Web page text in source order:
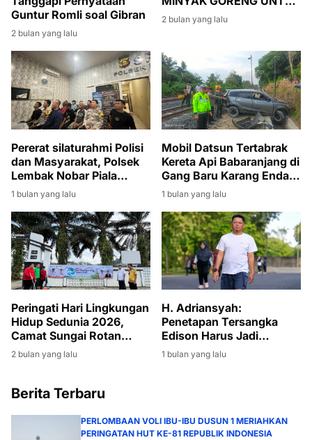
Guntur Romli soal Gibran
2 bulan yang lalu
WARGA BANSOS DI
DESA DANAU BARU
2 bulan yang lalu
Pererat silaturahmi Polisi
dan Masyarakat, Polsek
Lembak Nobar Piala
Dunia 2026
1 bulan yang lalu
Mobil Datsun Tertabrak
Kereta Api Babaranjang di
Gang Baru Karang Endah,
Sopir Selamat
1 bulan yang lalu
Peringati Hari Lingkungan
Hidup Sedunia 2026,
Camat Sungai Rotan
Pimpin Giat Jumat Bersih
di Lingkungan Kantor
2 bulan yang lalu
H. Adriansyah:
Penetapan Tersangka
Edison Harus Jadi
Momentum Bersih-Bersih
Korupsi di Muara Enim
1 bulan yang lalu
Berita Terbaru
PERLOMBAAN VOLI IBU-IBU DUSUN 1 MERIAHKAN
PERINGATAN HUT KE-81 REPUBLIK INDONESIA